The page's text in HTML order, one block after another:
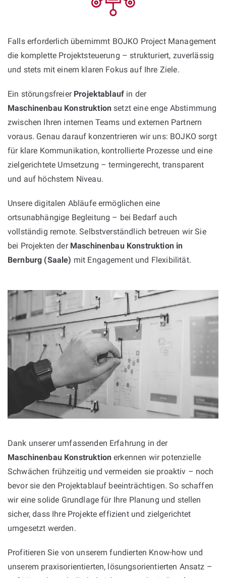
Falls erforderlich übernimmt BOJKO Project Management
die komplette Projektsteuerung – strukturiert, zuverlässig
und stets mit einem klaren Fokus auf Ihre Ziele.
Ein störungsfreier Projektablauf in der
Maschinenbau Konstruktion setzt eine enge Abstimmung
zwischen Ihren internen Teams und externen Partnern
voraus. Genau darauf konzentrieren wir uns: BOJKO sorgt
für klare Kommunikation, kontrollierte Prozesse und eine
zielgerichtete Umsetzung – termingerecht, transparent
und auf höchstem Niveau.
Unsere digitalen Abläufe ermöglichen eine
ortsunabhängige Begleitung – bei Bedarf auch
vollständig remote. Selbstverständlich betreuen wir Sie
bei Projekten der Maschinenbau Konstruktion in
Bernburg (Saale) mit Engagement und Flexibilität.
Dank unserer umfassenden Erfahrung in der
Maschinenbau Konstruktion erkennen wir potenzielle
Schwächen frühzeitig und vermeiden sie proaktiv – noch
bevor sie den Projektablauf beeinträchtigen. So schaffen
wir eine solide Grundlage für Ihre Planung und stellen
sicher, dass Ihre Projekte effizient und zielgerichtet
umgesetzt werden.
Profitieren Sie von unserem fundierten Know-how und
unserem praxisorientierten, lösungsorientierten Ansatz –